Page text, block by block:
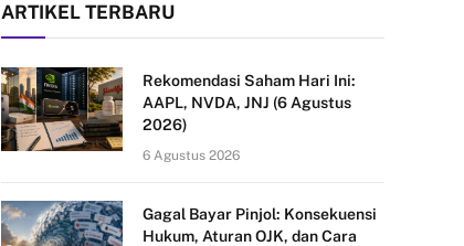
ARTIKEL TERBARU
Rekomendasi Saham Hari Ini:
AAPL, NVDA, JNJ (6 Agustus
2026)
6 Agustus 2026
Gagal Bayar Pinjol: Konsekuensi
Hukum, Aturan OJK, dan Cara